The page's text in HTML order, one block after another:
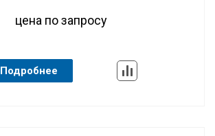
цена по запросу
Подробнее